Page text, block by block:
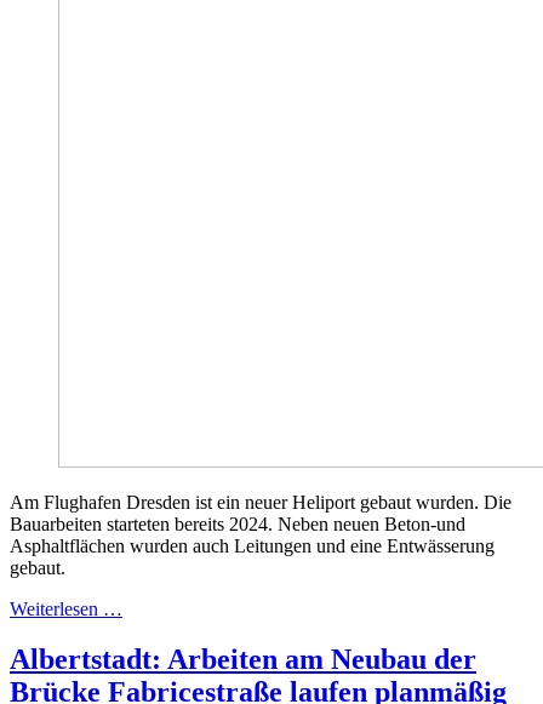
Am Flughafen Dresden ist ein neuer Heliport gebaut wurden. Die
Bauarbeiten starteten bereits 2024. Neben neuen Beton-und
Asphaltflächen wurden auch Leitungen und eine Entwässerung
gebaut.
Weiterlesen …
Albertstadt: Arbeiten am Neubau der
Brücke Fabricestraße laufen planmäßig